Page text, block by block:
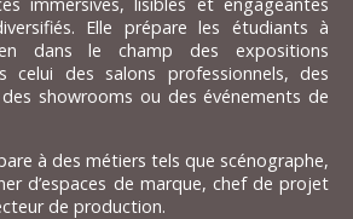
Elle prépare les étudiants à
dans le champ des expositions
celui des salons professionnels, des
des showrooms ou des événements de
à des métiers tels que scénographe,
d’espaces de marque, chef de projet
de production.